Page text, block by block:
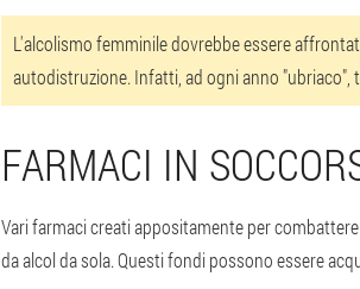
L'alcolismo femminile dovrebbe essere
autodistruzione. Infatti, ad ogni anno
FARMACI IN
Vari farmaci creati appositamente per
da alcol da sola. Questi fondi possono essere